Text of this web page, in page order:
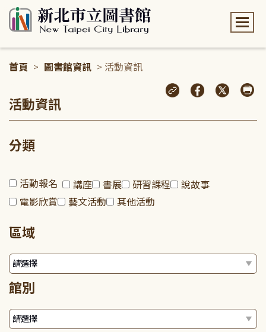
首頁 > 圖書館資訊 > 活動資訊
活動資訊
分類
活動報名 講座 書展 研習課程
說故事
電影欣賞
藝文活動 其他活動
區域
館別